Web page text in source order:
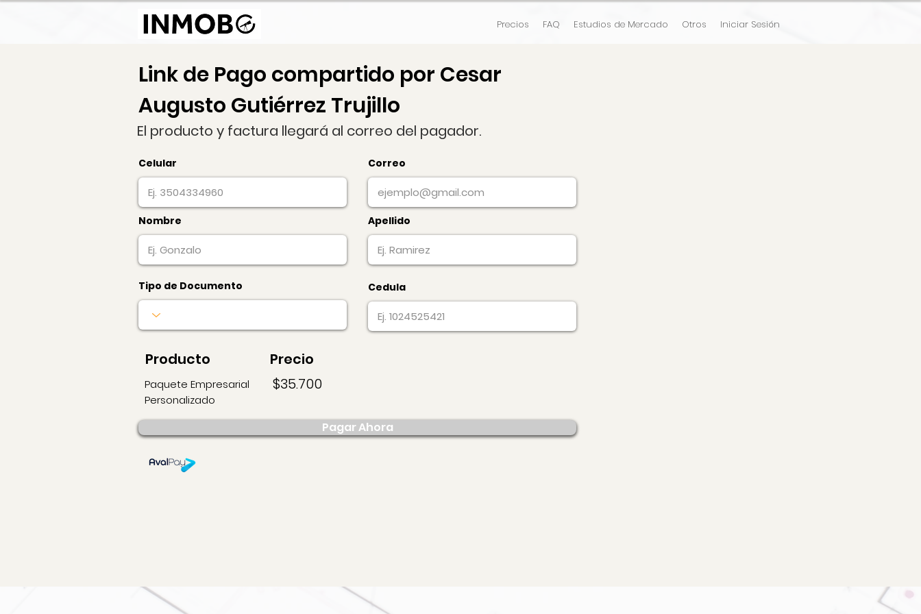
Precios FAQ Estudios de Mercado Otros Iniciar Sesión
Link de Pago compartido por Cesar
Augusto Gutiérrez Trujillo
El producto y factura llegará al correo del pagador.
Celular
Nombre
Correo
Apellido
Tipo de Documento Cedula
Producto
Paquete Empresarial
Personalizado
Precio
$35.700
Pagar Ahora